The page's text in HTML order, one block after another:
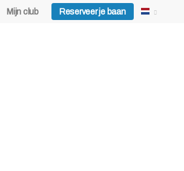
Mijn club Reserveer je baan